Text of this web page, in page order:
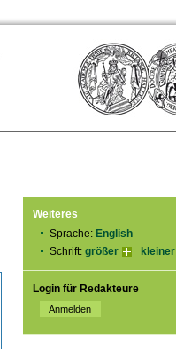
Weiteres
Sprache: English
Schrift: größer kleiner
Login für Redakteure